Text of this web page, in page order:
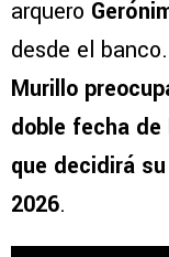
arquero
desde el
Murillo
doble fecha de
que decidirá
2026.